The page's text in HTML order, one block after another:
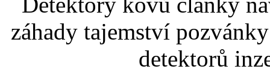
záhady tajemství
detektorů